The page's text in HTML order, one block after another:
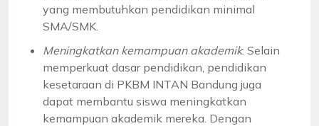
yang membutuhkan pendidikan minimal
SMA/SMK.
Meningkatkan kemampuan akademik: Selain
memperkuat dasar pendidikan, pendidikan
kesetaraan di PKBM INTAN Bandung juga
dapat membantu siswa meningkatkan
kemampuan akademik mereka. Dengan